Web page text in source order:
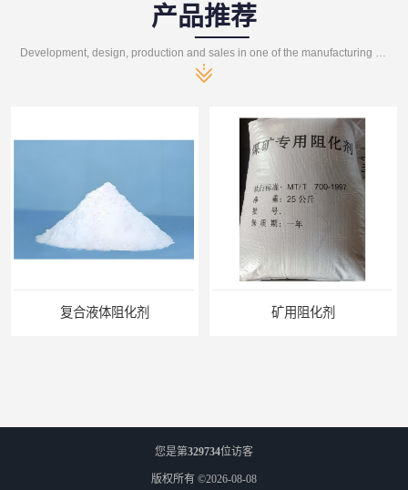
产品推荐
矿用阻化剂
您是第329734位访客
版权所有 ©2026-08-08